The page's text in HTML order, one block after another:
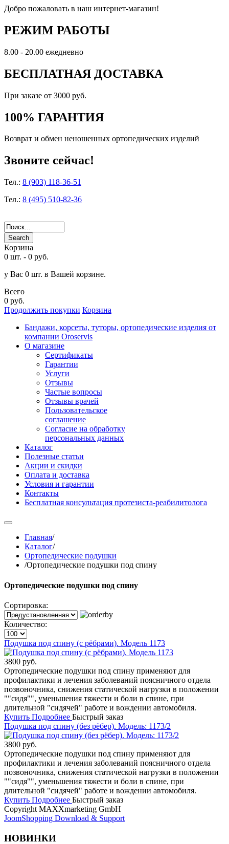
Добро пожаловать в наш интернет-магазин!
РЕЖИМ РАБОТЫ
8.00 - 20.00 ежедневно
БЕСПЛАТНАЯ ДОСТАВКА
При заказе от 3000 руб.
100% ГАРАНТИЯ
Возврат и обмен неношенных ортопедических изделий
Звоните сейчас!
Тел.: 8 (903) 118-36-51
Тел.: 8 (495) 510-82-36
Search
Корзина
0 шт. - 0 руб.
у Вас 0 шт. в Вашей корзине.
Всего
0 руб.
Продолжить покупки Корзина
Бандажи, корсеты, туторы, ортопедические изделия от
компании Oroservis
О магазине
Сертификаты
Гарантии
Услуги
Отзывы
Частые вопросы
Отзывы врачей
Пользовательское
соглашение
Согласие на обработку
персональных данных
Каталог
Полезные статьи
Акции и скидки
Оплата и доставка
Условия и гарантии
Контакты
Бесплатная консультация протезиста-реабилитолога
Главная/
Каталог/
Ортопедические подушки
/Ортопедические подушки под спину
Ортопедические подушки под спину
Сортировка:
Количество:
Подушка под спину (с рёбрами). Модель 1173
3800 руб.
Ортопедические подушки под спину применяют для
профилактики и лечения заболеваний поясничного отдела
позвоночника, снижения статической нагрузки в положении
""сидя"", уменьшения тяжести и боли в спине, при
длительной "сидячей" работе и вождении автомобиля.
Купить Подробнее Быстрый заказ
Подушка под спину (без рёбер). Модель: 1173/2
3800 руб.
Ортопедические подушки под спину применяют для
профилактики и лечения заболеваний поясничного отдела
позвоночника, снижения статической нагрузки в положении
""сидя"", уменьшения тяжести и боли в спине, при
длительной "сидячей" работе и вождении автомобиля.
Купить Подробнее Быстрый заказ
Copyright MAXXmarketing GmbH
JoomShopping Download & Support
НОВИНКИ